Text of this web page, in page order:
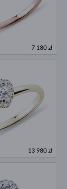
7 180 zł
13 980 zł